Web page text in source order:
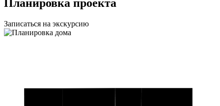
Планировка проекта
Записаться на экскурсию